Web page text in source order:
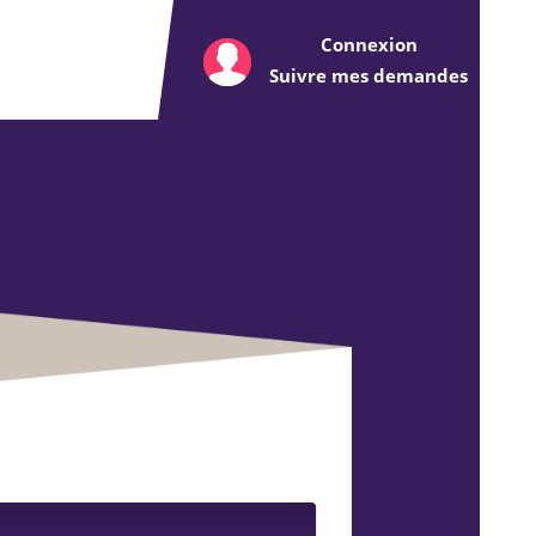
Connexion
Suivre mes demandes